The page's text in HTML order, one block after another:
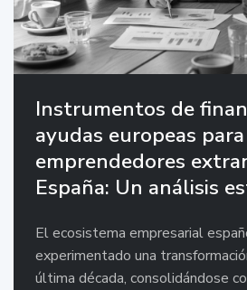
Instrumentos de
ayudas europeas para
emprendedores
España: Un análisis
El ecosistema empresarial
experimentado una
última década, consolidándose